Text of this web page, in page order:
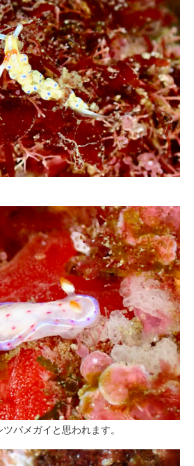
バメガイと思われます。